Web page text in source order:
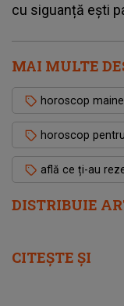
DISTRIBUIE
cu siguanță ești
MAI MULTE
horoscop maine
horoscop
află ce ți-au
CITEȘTE ȘI